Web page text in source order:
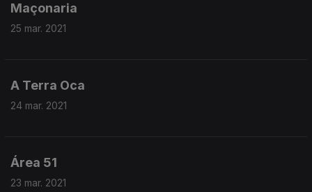
Maçonaria
25 mar. 2021
A Terra Oca
24 mar. 2021
Área 51
23 mar. 2021